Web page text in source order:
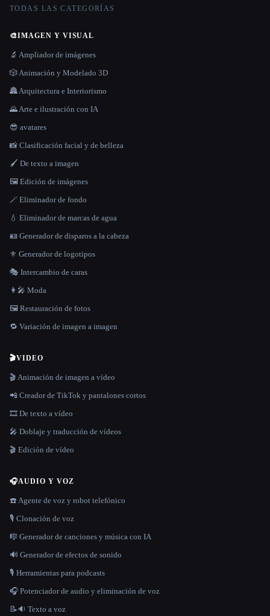
TODAS LAS CATEGORÍAS
🎨IMAGEN Y VISUAL
🔬 Ampliador de imágenes
🎲 Animación y Modelado 3D
🏯 Arquitectura e Interiorismo
🌄 Arte e ilustración con IA
😎 avatares
📸 Clasificación facial y de belleza
🖌️ De texto a imagen
🖼️ Edición de imágenes
🪄 Eliminador de fondo
💧 Eliminador de marcas de agua
🪪 Generador de disparos a la cabeza
⚜️ Generador de logotipos
🎭 Intercambio de caras
👩‍🎤 Moda
🖼️ Restauración de fotos
🔁 Variación de imagen a imagen
🎬VIDEO
🎬 Animación de imagen a vídeo
📲 Creador de TikTok y pantalones cortos
🎞️ De texto a vídeo
🎤 Doblaje y traducción de vídeos
🎬 Edición de vídeo
🎧AUDIO Y VOZ
☎️ Agente de voz y robot telefónico
🎙️ Clonación de voz
🎼 Generador de canciones y música con IA
🔊 Generador de efectos de sonido
🎙️ Herramientas para podcasts
🎧 Potenciador de audio y eliminación de voz
📝🔉 Texto a voz